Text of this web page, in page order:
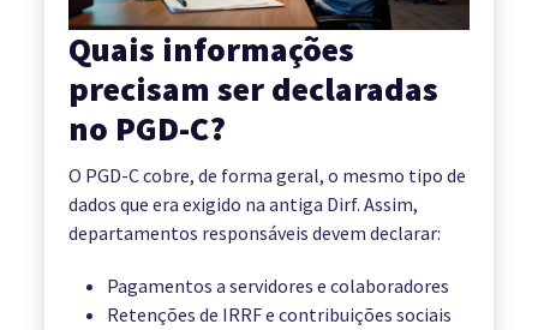
Quais informações
precisam ser declaradas
no PGD-C?
O PGD-C cobre, de forma geral, o mesmo tipo de
dados que era exigido na antiga Dirf. Assim,
departamentos responsáveis devem declarar:
Pagamentos a servidores e colaboradores
Retenções de IRRF e contribuições sociais